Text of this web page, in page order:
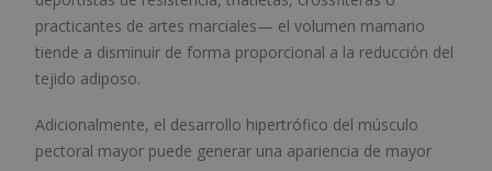
practicantes de artes marciales— el volumen mamario
tiende a disminuir de forma proporcional a la reducción del
tejido adiposo.
Adicionalmente, el desarrollo hipertrófico del músculo
pectoral mayor puede generar una apariencia de mayor